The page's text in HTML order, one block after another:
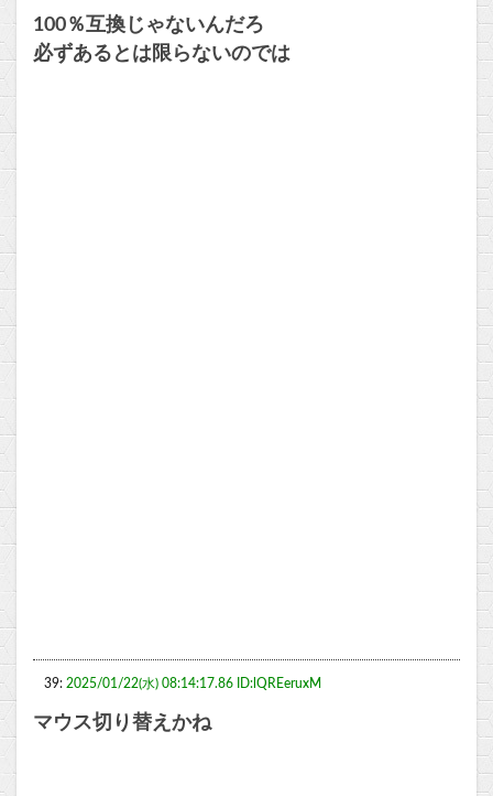
100％互換じゃないんだろ
必ずあるとは限らないのでは
39: 2025/01/22(水) 08:14:17.86 ID:lQREeruxM
マウス切り替えかね